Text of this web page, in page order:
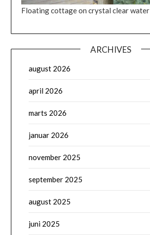
Floating cottage on crystal clear water
ARCHIVES
august 2026
april 2026
marts 2026
januar 2026
november 2025
september 2025
august 2025
juni 2025